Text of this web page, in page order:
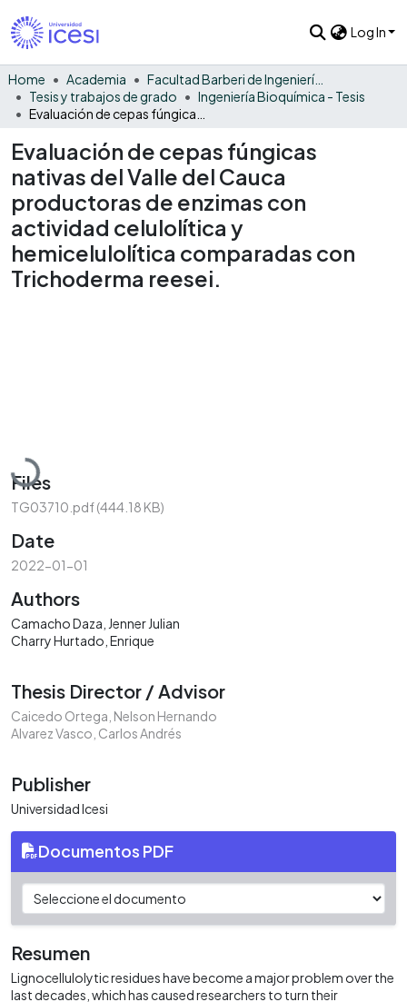
Log In
Home Academia
Facultad Barberi de Ingeniería, Diseño y Ciencias Aplicadas
Tesis y trabajos de grado
Ingeniería Bioquímica - Tesis
Evaluación de cepas fúngicas
nativas del Valle del Cauca
productoras de enzimas con
actividad celulolítica y
hemicelulolítica comparadas con
Trichoderma reesei.
Loading...
Files
TG03710.pdf(444.18 KB)
Date
2022-01-01
Authors
Camacho Daza, Jenner Julian
Charry Hurtado, Enrique
Thesis Director / Advisor
Caicedo Ortega, Nelson Hernando
Alvarez Vasco, Carlos Andrés
Publisher
Universidad Icesi
Documentos PDF
Resumen
Lignocellulolytic residues have become a major problem over the
last decades, which has caused researchers to turn their